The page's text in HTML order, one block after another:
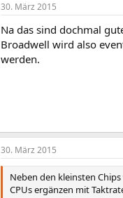
30. März 2015
Na das sind dochmal
Broadwell wird also
werden.
30. März 2015
Neben den kleinsten
CPUs ergänzen mit